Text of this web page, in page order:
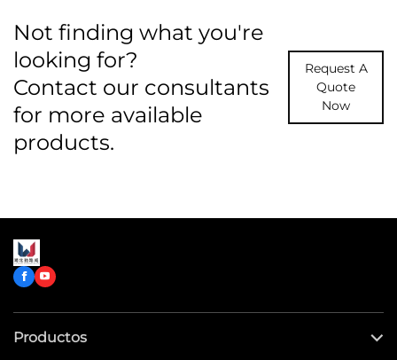
Not finding what you're
looking for?
Contact our consultants
for more available
products.
Request A
Quote
Now
Productos